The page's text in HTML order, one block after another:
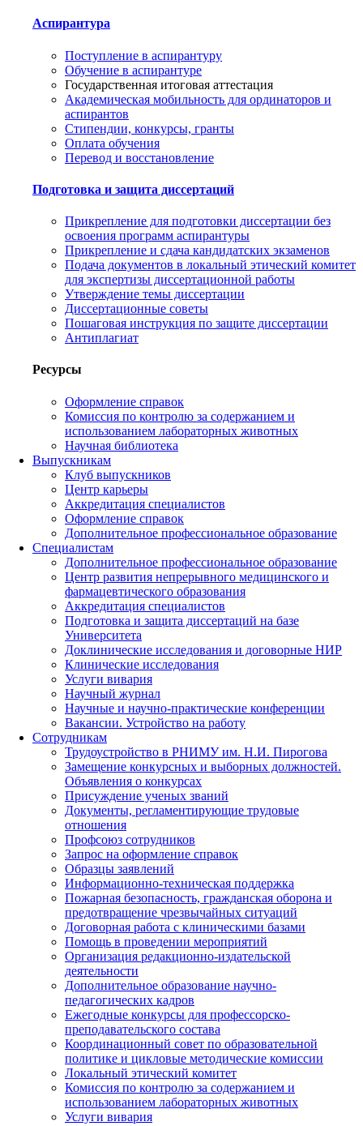
Аспирантура
Поступление в аспирантуру
Обучение в аспирантуре
Государственная итоговая аттестация
Академическая мобильность для ординаторов и
аспирантов
Стипендии, конкурсы, гранты
Оплата обучения
Перевод и восстановление
Подготовка и защита диссертаций
Прикрепление для подготовки диссертации без
освоения программ аспирантуры
Прикрепление и сдача кандидатских экзаменов
Подача документов в локальный этический комитет
для экспертизы диссертационной работы
Утверждение темы диссертации
Диссертационные советы
Пошаговая инструкция по защите диссертации
Антиплагиат
Ресурсы
Оформление справок
Комиссия по контролю за содержанием и
использованием лабораторных животных
Научная библиотека
Выпускникам
Клуб выпускников
Центр карьеры
Аккредитация специалистов
Оформление справок
Дополнительное профессиональное образование
Специалистам
Дополнительное профессиональное образование
Центр развития непрерывного медицинского и
фармацевтического образования
Аккредитация специалистов
Подготовка и защита диссертаций на базе
Университета
Доклинические исследования и договорные НИР
Клинические исследования
Услуги вивария
Научный журнал
Научные и научно-практические конференции
Вакансии. Устройство на работу
Сотрудникам
Трудоустройство в РНИМУ им. Н.И. Пирогова
Замещение конкурсных и выборных должностей.
Объявления о конкурсах
Присуждение ученых званий
Документы, регламентирующие трудовые
отношения
Профсоюз сотрудников
Запрос на оформление справок
Образцы заявлений
Информационно-техническая поддержка
Пожарная безопасность, гражданская оборона и
предотвращение чрезвычайных ситуаций
Договорная работа с клиническими базами
Помощь в проведении мероприятий
Организация редакционно-издательской
деятельности
Дополнительное образование научно-
педагогических кадров
Ежегодные конкурсы для профессорско-
преподавательского состава
Координационный совет по образовательной
политике и цикловые методические комиссии
Локальный этический комитет
Комиссия по контролю за содержанием и
использованием лабораторных животных
Услуги вивария